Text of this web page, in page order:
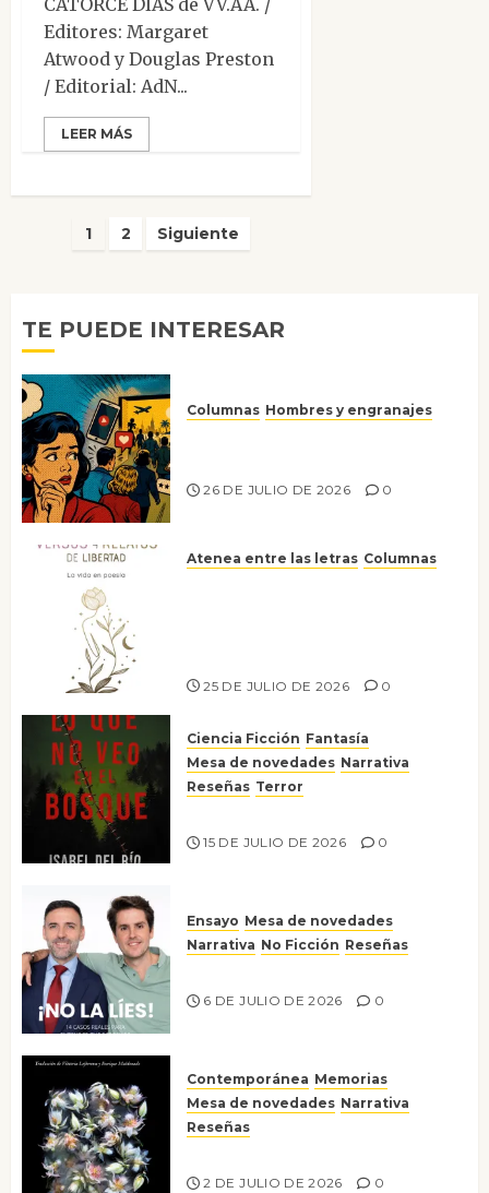
Editores: Margaret
Atwood y Douglas Preston
/ Editorial: AdN...
LEER MÁS
Paginación
1 2 Siguiente
TE PUEDE INTERESAR
Columnas Hombres y engranajes
26 DE JULIO DE 2026 0
Atenea entre las letras Columnas
25 DE JULIO DE 2026 0
Ciencia Ficción Fantasía
Mesa de novedades Narrativa
Reseñas Terror
15 DE JULIO DE 2026 0
Ensayo Mesa de novedades
Narrativa No Ficción Reseñas
6 DE JULIO DE 2026 0
Contemporánea Memorias
Mesa de novedades Narrativa
Reseñas
2 DE JULIO DE 2026 0